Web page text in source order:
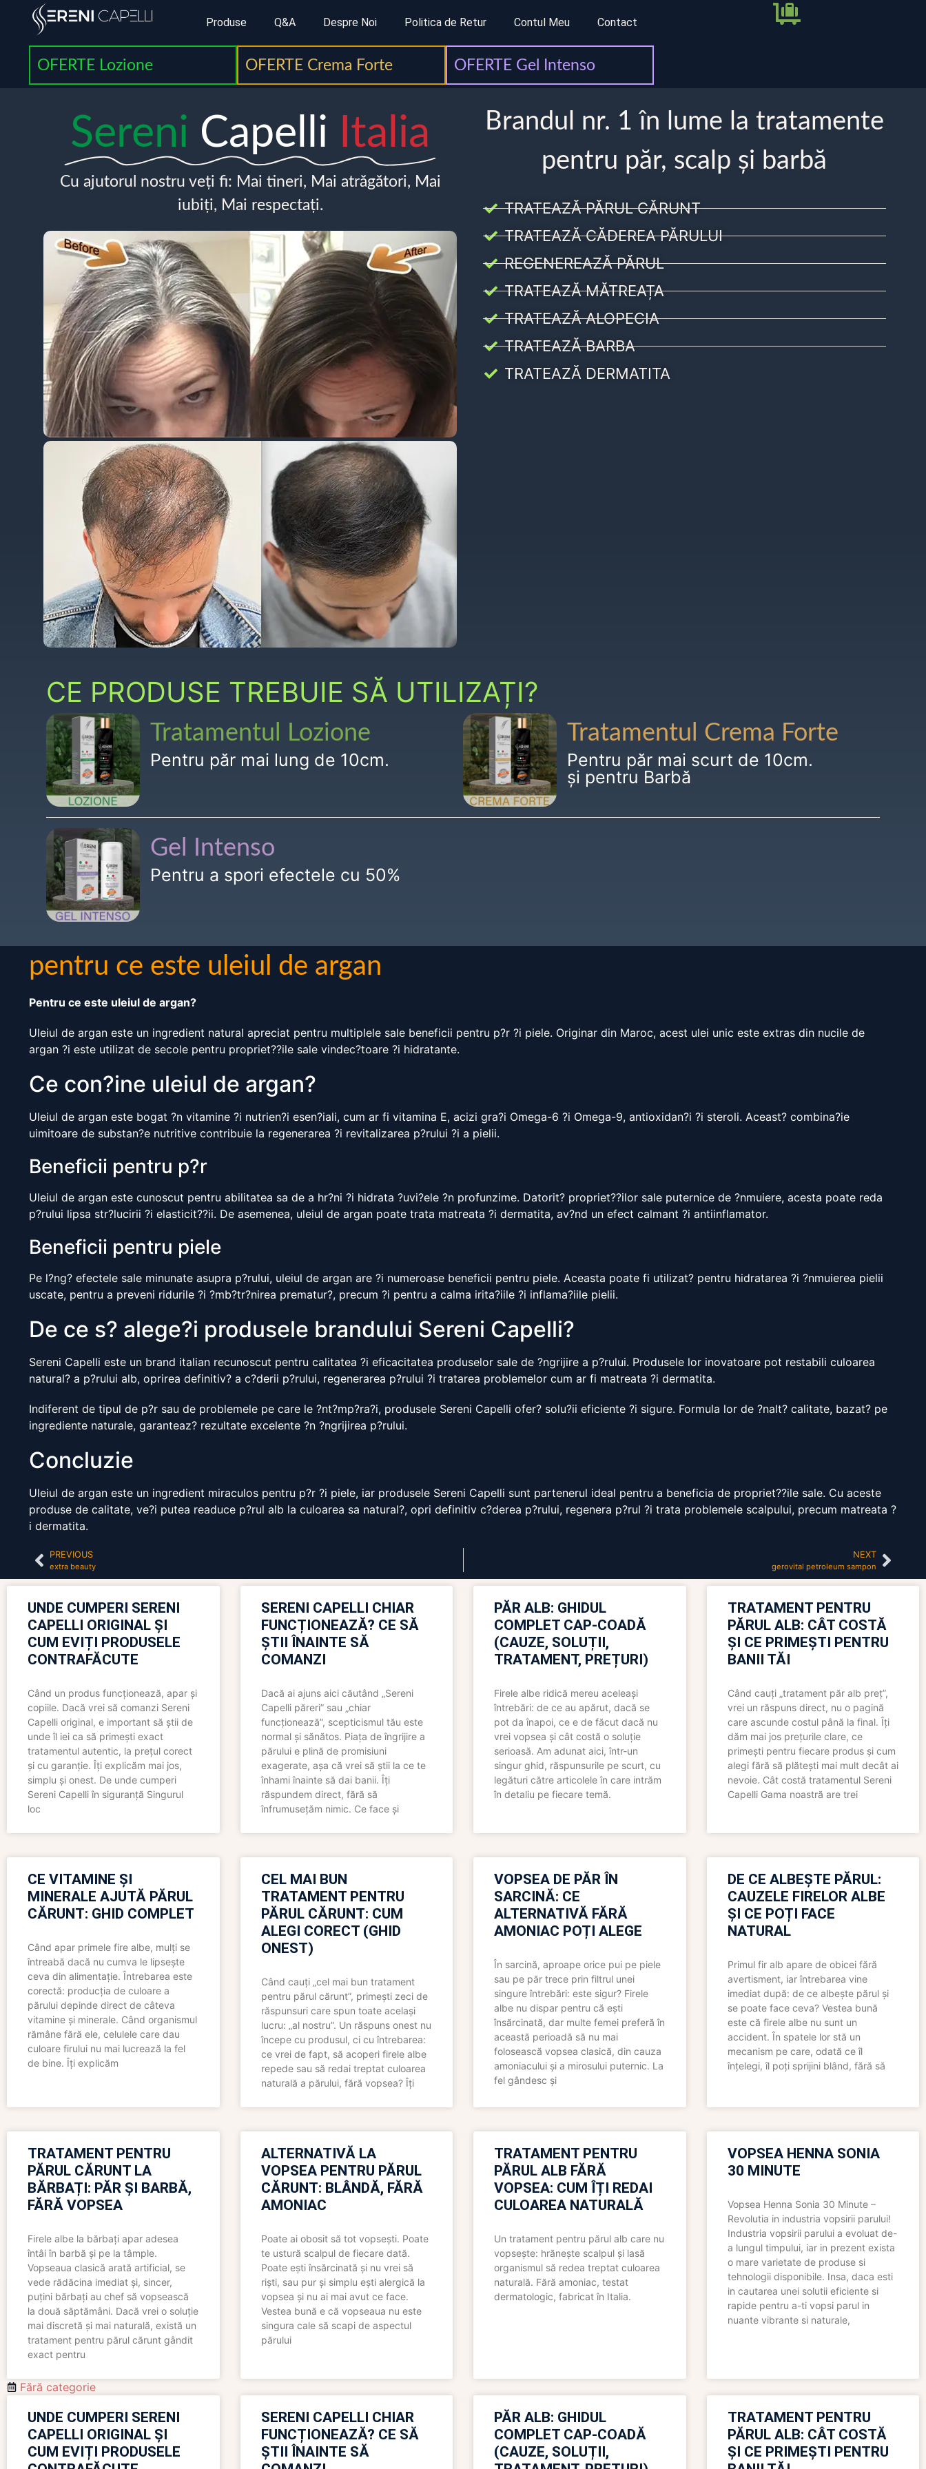
Produse Q&A Despre Noi Politica de Retur Contul Meu Contact
OFERTE Lozione OFERTE Crema Forte OFERTE Gel Intenso
Sereni Capelli Italia
Cu ajutorul nostru veți fi: Mai tineri, Mai atrăgători, Mai
iubiți, Mai respectați.
Brandul nr. 1 în lume la tratamente
pentru păr, scalp și barbă
TRATEAZĂ PĂRUL CĂRUNT
TRATEAZĂ CĂDEREA PĂRULUI
REGENEREAZĂ PĂRUL
TRATEAZĂ MĂTREAȚA
TRATEAZĂ ALOPECIA
TRATEAZĂ BARBA
TRATEAZĂ DERMATITA
CE PRODUSE TREBUIE SĂ UTILIZAȚI?
Tratamentul Lozione
Pentru păr mai lung de 10cm.
Tratamentul Crema Forte
Pentru păr mai scurt de 10cm.
și pentru Barbă
Gel Intenso
Pentru a spori efectele cu 50%
pentru ce este uleiul de argan
Pentru ce este uleiul de argan?
Uleiul de argan este un ingredient natural apreciat pentru multiplele sale beneficii pentru p?r ?i piele. Originar din Maroc, acest ulei unic este extras din nucile de
argan ?i este utilizat de secole pentru propriet??ile sale vindec?toare ?i hidratante.
Ce con?ine uleiul de argan?
Uleiul de argan este bogat ?n vitamine ?i nutrien?i esen?iali, cum ar fi vitamina E, acizi gra?i Omega-6 ?i Omega-9, antioxidan?i ?i steroli. Aceast? combina?ie
uimitoare de substan?e nutritive contribuie la regenerarea ?i revitalizarea p?rului ?i a pielii.
Beneficii pentru p?r
Uleiul de argan este cunoscut pentru abilitatea sa de a hr?ni ?i hidrata ?uvi?ele ?n profunzime. Datorit? propriet??ilor sale puternice de ?nmuiere, acesta poate reda
p?rului lipsa str?lucirii ?i elasticit??ii. De asemenea, uleiul de argan poate trata matreata ?i dermatita, av?nd un efect calmant ?i antiinflamator.
Beneficii pentru piele
Pe l?ng? efectele sale minunate asupra p?rului, uleiul de argan are ?i numeroase beneficii pentru piele. Aceasta poate fi utilizat? pentru hidratarea ?i ?nmuierea pielii
uscate, pentru a preveni ridurile ?i ?mb?tr?nirea prematur?, precum ?i pentru a calma irita?iile ?i inflama?iile pielii.
De ce s? alege?i produsele brandului Sereni Capelli?
Sereni Capelli este un brand italian recunoscut pentru calitatea ?i eficacitatea produselor sale de ?ngrijire a p?rului. Produsele lor inovatoare pot restabili culoarea
natural? a p?rului alb, oprirea definitiv? a c?derii p?rului, regenerarea p?rului ?i tratarea problemelor cum ar fi matreata ?i dermatita.
Indiferent de tipul de p?r sau de problemele pe care le ?nt?mp?ra?i, produsele Sereni Capelli ofer? solu?ii eficiente ?i sigure. Formula lor de ?nalt? calitate, bazat? pe
ingrediente naturale, garanteaz? rezultate excelente ?n ?ngrijirea p?rului.
Concluzie
Uleiul de argan este un ingredient miraculos pentru p?r ?i piele, iar produsele Sereni Capelli sunt partenerul ideal pentru a beneficia de propriet??ile sale. Cu aceste
produse de calitate, ve?i putea readuce p?rul alb la culoarea sa natural?, opri definitiv c?derea p?rului, regenera p?rul ?i trata problemele scalpului, precum matreata ?
i dermatita.
PREVIOUS
extra beauty
NEXT
gerovital petroleum sampon
UNDE CUMPERI SERENI
CAPELLI ORIGINAL ȘI
CUM EVIȚI PRODUSELE
CONTRAFĂCUTE
Când un produs funcționează, apar și
copiile. Dacă vrei să comanzi Sereni
Capelli original, e important să știi de
unde îl iei ca să primești exact
tratamentul autentic, la prețul corect
și cu garanție. Îți explicăm mai jos,
simplu și onest. De unde cumperi
Sereni Capelli în siguranță Singurul
loc
SERENI CAPELLI CHIAR
FUNCȚIONEAZĂ? CE SĂ
ȘTII ÎNAINTE SĂ
COMANZI
Dacă ai ajuns aici căutând „Sereni
Capelli păreri” sau „chiar
funcționează”, scepticismul tău este
normal și sănătos. Piața de îngrijire a
părului e plină de promisiuni
exagerate, așa că vrei să știi la ce te
înhami înainte să dai banii. Îți
răspundem direct, fără să
înfrumusețăm nimic. Ce face și
PĂR ALB: GHIDUL
COMPLET CAP-COADĂ
(CAUZE, SOLUȚII,
TRATAMENT, PREȚURI)
Firele albe ridică mereu aceleași
întrebări: de ce au apărut, dacă se
pot da înapoi, ce e de făcut dacă nu
vrei vopsea și cât costă o soluție
serioasă. Am adunat aici, într-un
singur ghid, răspunsurile pe scurt, cu
legături către articolele în care intrăm
în detaliu pe fiecare temă.
TRATAMENT PENTRU
PĂRUL ALB: CÂT COSTĂ
ȘI CE PRIMEȘTI PENTRU
BANII TĂI
Când cauți „tratament păr alb preț”,
vrei un răspuns direct, nu o pagină
care ascunde costul până la final. Îți
dăm mai jos prețurile clare, ce
primești pentru fiecare produs și cum
alegi fără să plătești mai mult decât ai
nevoie. Cât costă tratamentul Sereni
Capelli Gama noastră are trei
CE VITAMINE ȘI
MINERALE AJUTĂ PĂRUL
CĂRUNT: GHID COMPLET
Când apar primele fire albe, mulți se
întreabă dacă nu cumva le lipsește
ceva din alimentație. Întrebarea este
corectă: producția de culoare a
părului depinde direct de câteva
vitamine și minerale. Când organismul
rămâne fără ele, celulele care dau
culoare firului nu mai lucrează la fel
de bine. Îți explicăm
CEL MAI BUN
TRATAMENT PENTRU
PĂRUL CĂRUNT: CUM
ALEGI CORECT (GHID
ONEST)
Când cauți „cel mai bun tratament
pentru părul cărunt”, primești zeci de
răspunsuri care spun toate același
lucru: „al nostru”. Un răspuns onest nu
începe cu produsul, ci cu întrebarea:
ce vrei de fapt, să acoperi firele albe
repede sau să redai treptat culoarea
naturală a părului, fără vopsea? Îți
VOPSEA DE PĂR ÎN
SARCINĂ: CE
ALTERNATIVĂ FĂRĂ
AMONIAC POȚI ALEGE
În sarcină, aproape orice pui pe piele
sau pe păr trece prin filtrul unei
singure întrebări: este sigur? Firele
albe nu dispar pentru că ești
însărcinată, dar multe femei preferă în
această perioadă să nu mai
folosească vopsea clasică, din cauza
amoniacului și a mirosului puternic. La
fel gândesc și
DE CE ALBEȘTE PĂRUL:
CAUZELE FIRELOR ALBE
ȘI CE POȚI FACE
NATURAL
Primul fir alb apare de obicei fără
avertisment, iar întrebarea vine
imediat după: de ce albește părul și
se poate face ceva? Vestea bună
este că firele albe nu sunt un
accident. În spatele lor stă un
mecanism pe care, odată ce îl
înțelegi, îl poți sprijini blând, fără să
TRATAMENT PENTRU
PĂRUL CĂRUNT LA
BĂRBAȚI: PĂR ȘI BARBĂ,
FĂRĂ VOPSEA
Firele albe la bărbați apar adesea
întâi în barbă și pe la tâmple.
Vopseaua clasică arată artificial, se
vede rădăcina imediat și, sincer,
puțini bărbați au chef să vopsească
la două săptămâni. Dacă vrei o soluție
mai discretă și mai naturală, există un
tratament pentru părul cărunt gândit
exact pentru
ALTERNATIVĂ LA
VOPSEA PENTRU PĂRUL
CĂRUNT: BLÂNDĂ, FĂRĂ
AMONIAC
Poate ai obosit să tot vopsești. Poate
te ustură scalpul de fiecare dată.
Poate ești însărcinată și nu vrei să
riști, sau pur și simplu ești alergică la
vopsea și nu ai mai avut ce face.
Vestea bună e că vopseaua nu este
singura cale să scapi de aspectul
părului
TRATAMENT PENTRU
PĂRUL ALB FĂRĂ
VOPSEA: CUM ÎȚI REDAI
CULOAREA NATURALĂ
Un tratament pentru părul alb care nu
vopsește: hrănește scalpul și lasă
organismul să redea treptat culoarea
naturală. Fără amoniac, testat
dermatologic, fabricat în Italia.
VOPSEA HENNA SONIA
30 MINUTE
Vopsea Henna Sonia 30 Minute –
Revolutia in industria vopsirii parului!
Industria vopsirii parului a evoluat de-
a lungul timpului, iar in prezent exista
o mare varietate de produse si
tehnologii disponibile. Insa, daca esti
in cautarea unei solutii eficiente si
rapide pentru a-ti vopsi parul in
nuante vibrante si naturale,
Fără categorie
UNDE CUMPERI SERENI
CAPELLI ORIGINAL ȘI
CUM EVIȚI PRODUSELE
SERENI CAPELLI CHIAR
FUNCȚIONEAZĂ? CE SĂ
ȘTII ÎNAINTE SĂ
PĂR ALB: GHIDUL
COMPLET CAP-COADĂ
(CAUZE, SOLUȚII,
TRATAMENT PENTRU
PĂRUL ALB: CÂT COSTĂ
ȘI CE PRIMEȘTI PENTRU